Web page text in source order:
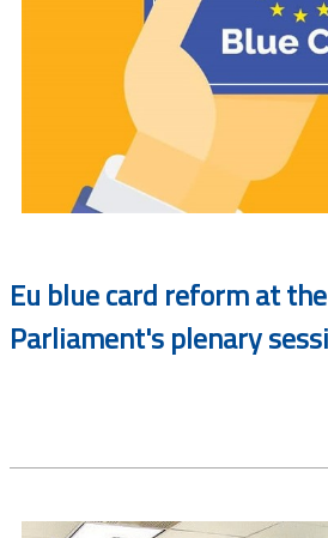
Eu blue card reform at
Parliament's plenary